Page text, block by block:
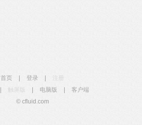
首页 登录
触屏版 电脑版
客户端
© cfluid.com